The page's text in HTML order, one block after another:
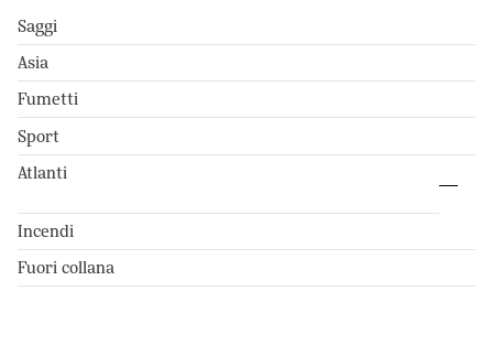
Saggi
Asia
Fumetti
Sport
Atlanti
Incendi
Fuori collana